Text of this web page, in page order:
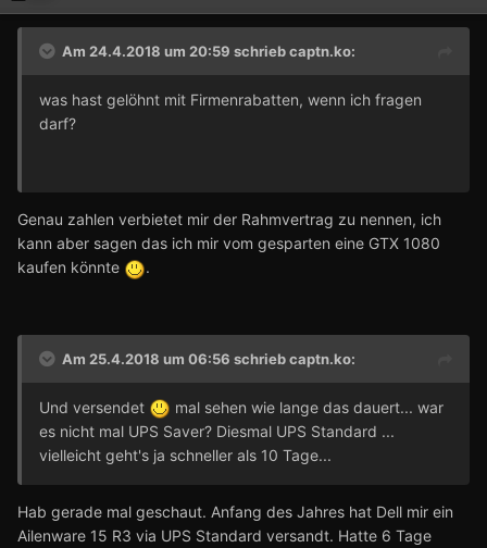
Am 24.4.2018 um 20:59 schriebcaptn.ko:
was hast gelöhnt mit Firmenrabatten, wenn ich fragen
darf?
Genau zahlen verbietet mir der Rahmvertrag zu nennen, ich
kann aber sagen das ich mir vom gesparten eine GTX 1080
kaufen könnte
.
Am 25.4.2018 um 06:56 schriebcaptn.ko:
Und versendet
mal sehen wie lange das dauert... war
es nicht mal UPS Saver? Diesmal UPS Standard ...
vielleicht geht's ja schneller als 10 Tage...
Hab gerade mal geschaut. Anfang des Jahres hat Dell mir ein
Ailenware 15 R3 via UPS Standard versandt. Hatte 6 Tage